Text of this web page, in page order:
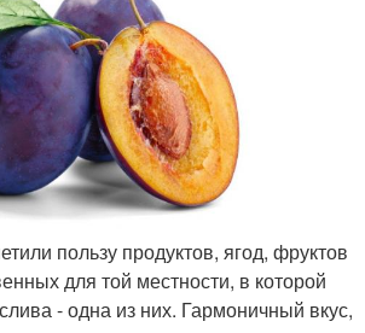
пользу продуктов, ягод, фруктов
для той местности, в которой
- одна из них. Гармоничный вкус,